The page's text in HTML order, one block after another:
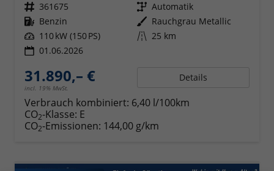
Fahrzeugnr. 361675 Getriebe Automatik
Kraftstoff Benzin Außenfarbe Rauchgrau Metallic
Leistung 110 kW (150 PS) Kilometerstand 25 km
01.06.2026
31.890,– €
incl. 19% MwSt.
Details
Verbrauch kombiniert: 6,40 l/100km
CO2-Klasse: E
CO2-Emissionen: 144,00 g/km